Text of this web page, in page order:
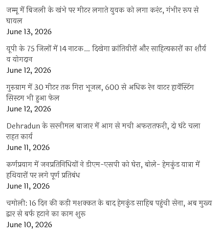
जम्मू में बिजली के खंभे पर मीटर लगाते युवक को लगा करंट, गंभीर रूप से
घायल
June 13, 2026
यूपी के 75 जिलों में 14 नाटक… दिखेगा क्रांतिवीरों और साहित्यकारों का शौर्य
व योगदान
June 12, 2026
गुरुग्राम में 30 मीटर तक गिरा भूजल, 600 से अधिक रेन वाटर हार्वेस्टिंग
सिस्टम भी हुआ फेल
June 12, 2026
Dehradun के सरनीमल बाजार में आग से मची अफरातफरी, दो घंटे चला
राहत कार्य
June 11, 2026
कर्णप्रयाग में जनप्रतिनिधियों ने डीएम-एसपी को घेरा, बोले- हेमकुंड यात्रा में
हथियारों पर लगे पूर्ण प्रतिबंध
June 11, 2026
चमोली: 16 दिन की कड़ी मशक्कत के बाद हेमकुंड साहिब पहुंची सेना, अब मुख्य
द्वार से बर्फ हटाने का काम शुरू
June 10, 2026